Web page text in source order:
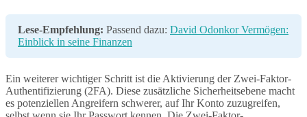
Lese-Empfehlung: Passend dazu: David Odonkor Vermögen:
Einblick in seine Finanzen
Ein weiterer wichtiger Schritt ist die Aktivierung der Zwei-Faktor-
Authentifizierung (2FA). Diese zusätzliche Sicherheitsebene macht
es potenziellen Angreifern schwerer, auf Ihr Konto zuzugreifen,